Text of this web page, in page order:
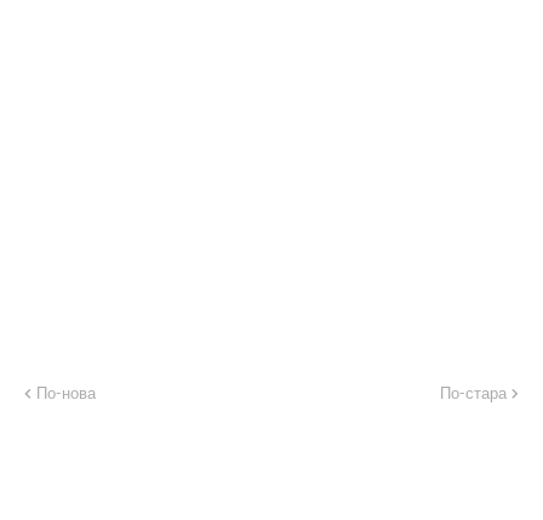
По-нова По-стара